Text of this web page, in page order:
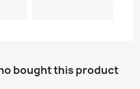
bought this product